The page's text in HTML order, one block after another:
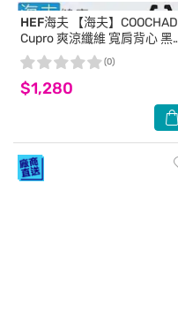
HEF海夫 【海夫】COOCHAD
Cupro 爽涼纖維 寬肩背心 黑
(Cupro158-007)_L號
$1,280
(0)